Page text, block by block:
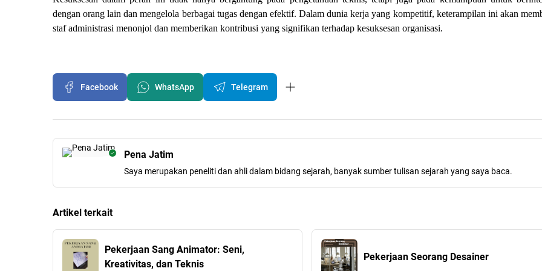
dengan orang lain dan mengelola berbagai tugas dengan efektif. Dalam dunia kerja yang kompetitif, keterampilan ini akan
staf administrasi menonjol dan memberikan kontribusi yang signifikan terhadap kesuksesan organisasi.
Facebook WhatsApp Telegram
Pena Jatim
Saya merupakan peneliti dan ahli dalam bidang sejarah, banyak sumber tulisan sejarah yang saya baca.
Artikel terkait
Pekerjaan Sang Animator: Seni,
Kreativitas, dan Teknis
Pekerjaan Seorang Desainer